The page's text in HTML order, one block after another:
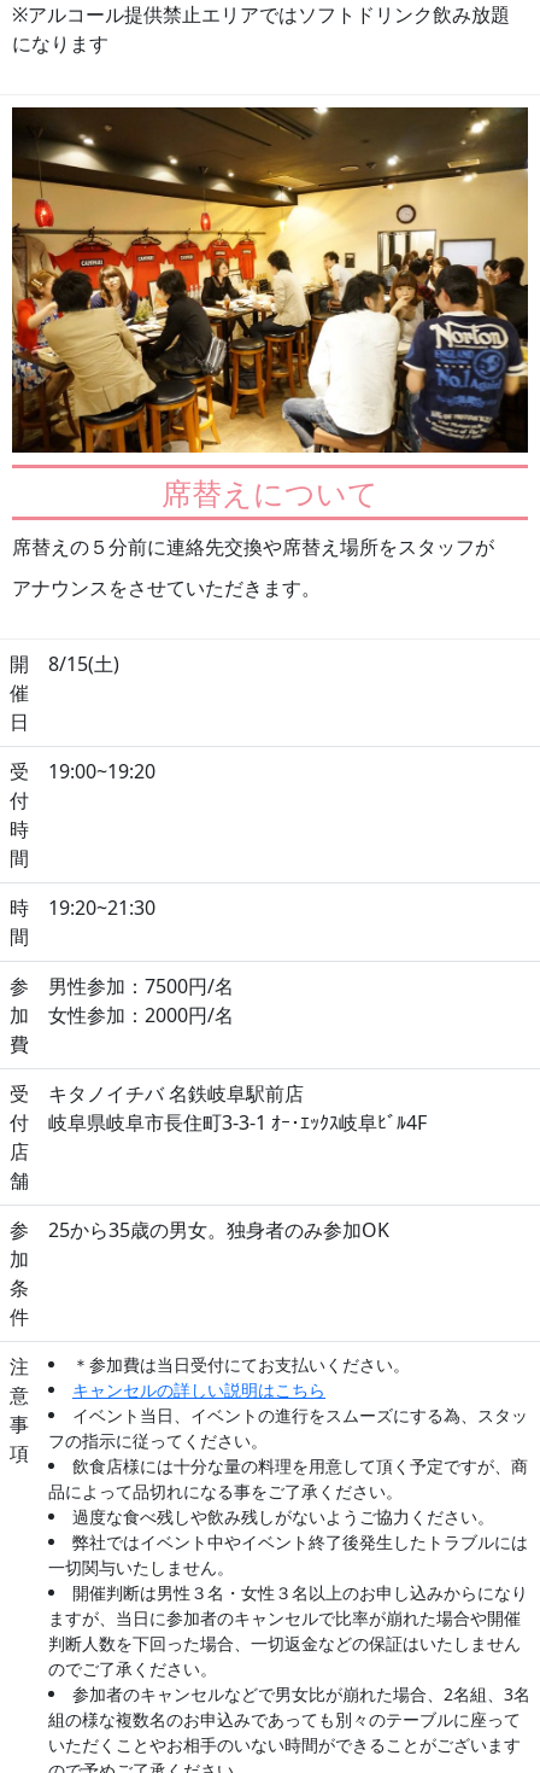
※アルコール提供禁止エリアではソフトドリンク飲み放題
になります
席替えについて
席替えの５分前に連絡先交換や席替え場所をスタッフが
アナウンスをさせていただきます。
開
催
日
8/15(土)
受
付
時
間
19:00~19:20
時
間
19:20~21:30
参
加
費
男性参加：7500円/名
女性参加：2000円/名
受
付
店
舗
キタノイチバ 名鉄岐阜駅前店
岐阜県岐阜市長住町3-3-1 ｵｰ･ｴｯｸｽ岐阜ﾋﾞﾙ4F
参
加
条
件
25から35歳の男女。独身者のみ参加OK
注
意
事
項
＊参加費は当日受付にてお支払いください。
キャンセルの詳しい説明はこちら
イベント当日、イベントの進行をスムーズにする為、スタッ
フの指示に従ってください。
飲食店様には十分な量の料理を用意して頂く予定ですが、商
品によって品切れになる事をご了承ください。
過度な食べ残しや飲み残しがないようご協力ください。
弊社ではイベント中やイベント終了後発生したトラブルには
一切関与いたしません。
開催判断は男性３名・女性３名以上のお申し込みからになり
ますが、当日に参加者のキャンセルで比率が崩れた場合や開催
判断人数を下回った場合、一切返金などの保証はいたしません
のでご了承ください。
参加者のキャンセルなどで男女比が崩れた場合、2名組、3名
組の様な複数名のお申込みであっても別々のテーブルに座って
いただくことやお相手のいない時間ができることがございます